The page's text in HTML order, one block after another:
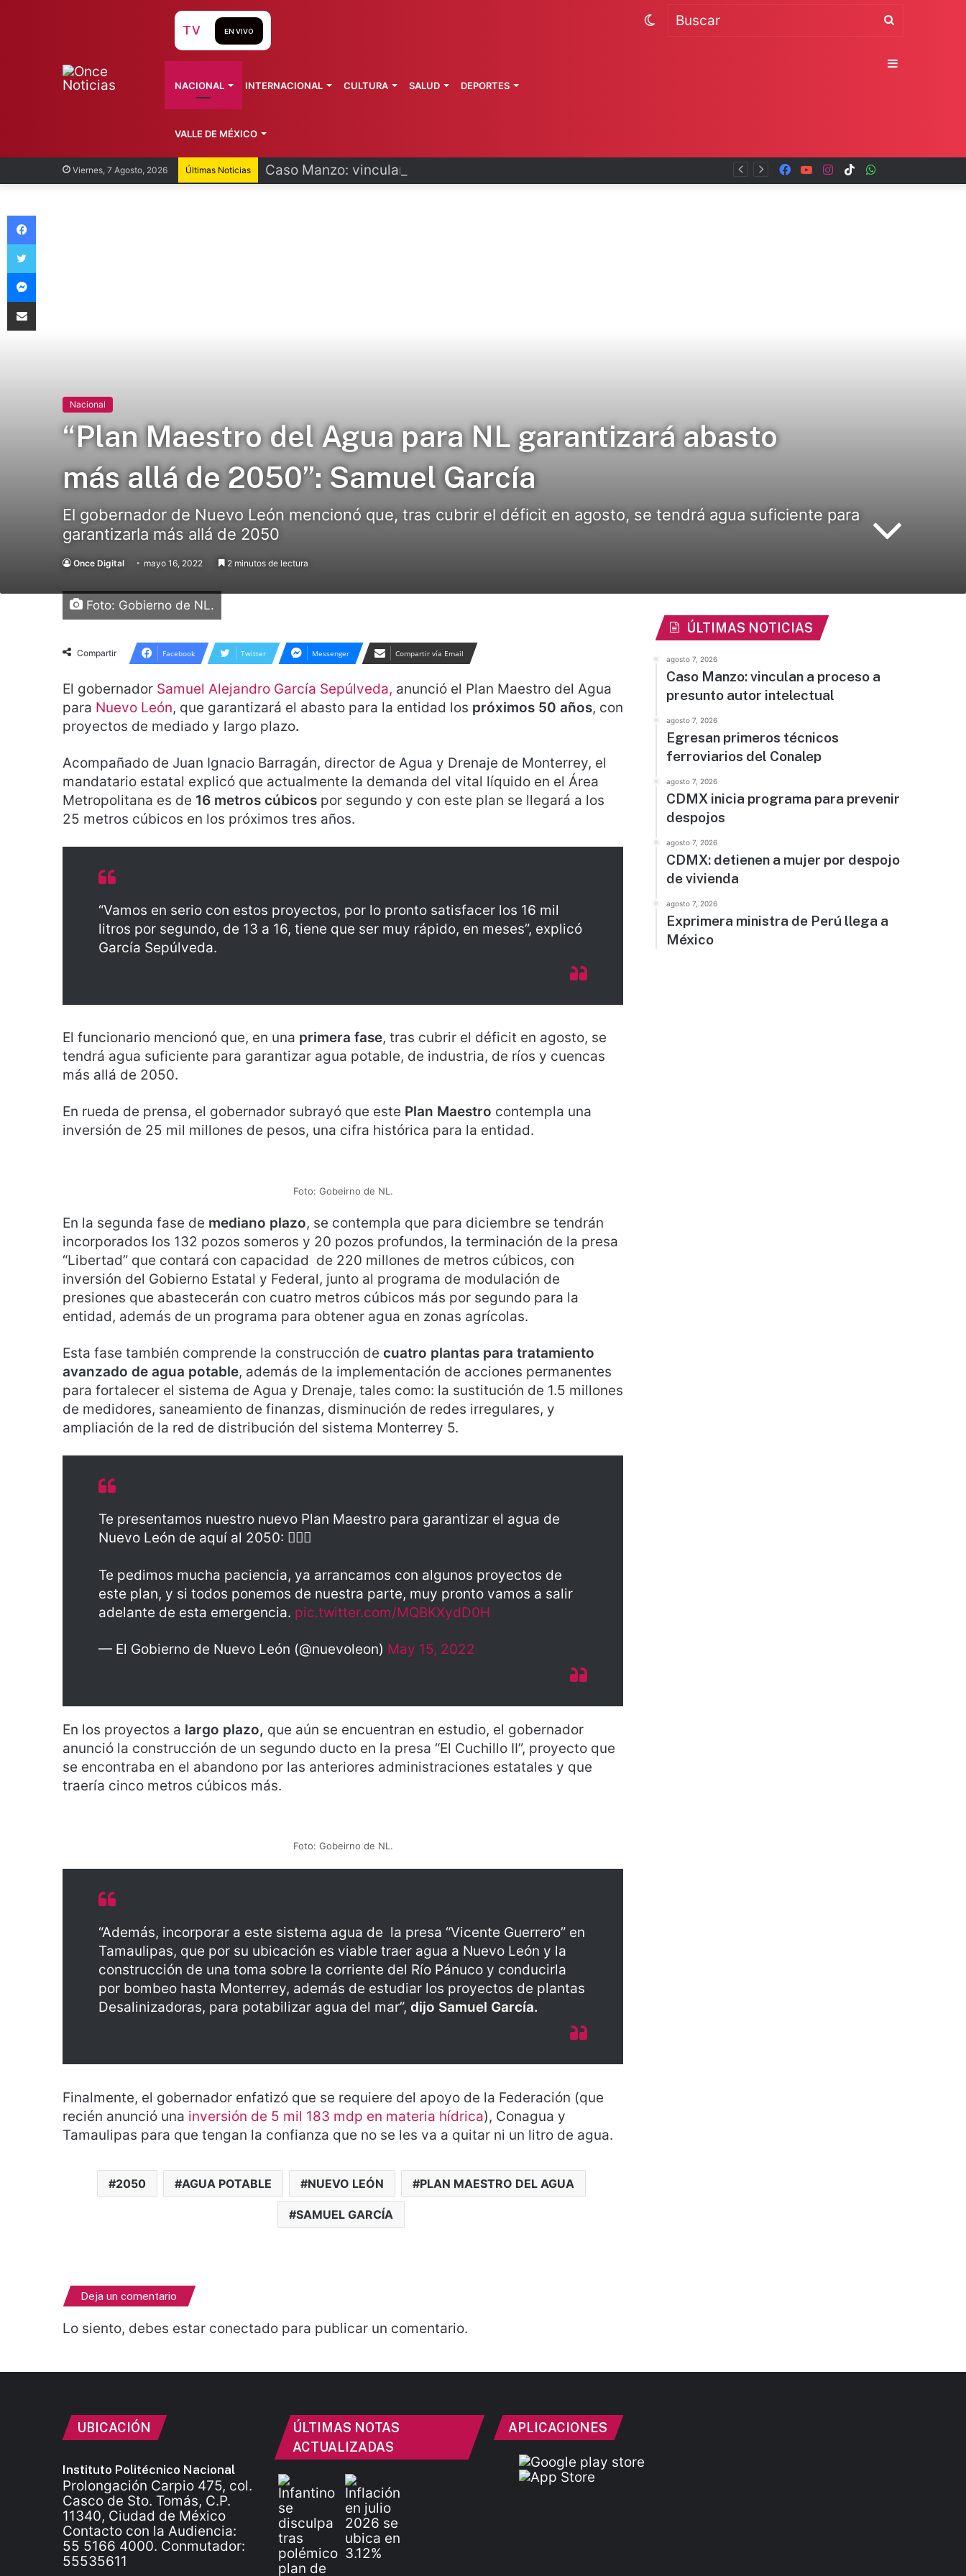
Viernes, 7 Agosto, 2026 Últimas Noticias Caso Manzo: vinculan a proceso a presunto autor intelectual TikTok
Instagram
YouTube
Facebook
TV EN VIVO
NACIONAL INTERNACIONAL CULTURA SALUD DEPORTES
VALLE DE MÉXICO
Buscar
Switch
Sidebar
Nacional
“Plan Maestro del Agua para NL garantizará abasto
más allá de 2050”: Samuel García
El gobernador de Nuevo León mencionó que, tras cubrir el déficit en agosto, se tendrá agua suficiente para
garantizarla más allá de 2050
Once Digital mayo 16, 2022 2 minutos de lectura
Foto: Gobierno de NL.
Compartir Facebook Twitter Messenger Compartir vía Email
El gobernador Samuel Alejandro García Sepúlveda, anunció el Plan Maestro del Agua
para Nuevo León, que garantizará el abasto para la entidad los próximos 50 años, con
proyectos de mediado y largo plazo.
Acompañado de Juan Ignacio Barragán, director de Agua y Drenaje de Monterrey, el
mandatario estatal explicó que actualmente la demanda del vital líquido en el Área
Metropolitana es de 16 metros cúbicos por segundo y con este plan se llegará a los
25 metros cúbicos en los próximos tres años.
“Vamos en serio con estos proyectos, por lo pronto satisfacer los 16 mil
litros por segundo, de 13 a 16, tiene que ser muy rápido, en meses”, explicó
García Sepúlveda.
El funcionario mencionó que, en una primera fase, tras cubrir el déficit en agosto, se
tendrá agua suficiente para garantizar agua potable, de industria, de ríos y cuencas
más allá de 2050.
En rueda de prensa, el gobernador subrayó que este Plan Maestro contempla una
inversión de 25 mil millones de pesos, una cifra histórica para la entidad.
Foto: Gobeirno de NL.
En la segunda fase de mediano plazo, se contempla que para diciembre se tendrán
incorporados los 132 pozos someros y 20 pozos profundos, la terminación de la presa
“Libertad” que contará con capacidad de 220 millones de metros cúbicos, con
inversión del Gobierno Estatal y Federal, junto al programa de modulación de
presiones que abastecerán con cuatro metros cúbicos más por segundo para la
entidad, además de un programa para obtener agua en zonas agrícolas.
Esta fase también comprende la construcción de cuatro plantas para tratamiento
avanzado de agua potable, además de la implementación de acciones permanentes
para fortalecer el sistema de Agua y Drenaje, tales como: la sustitución de 1.5 millones
de medidores, saneamiento de finanzas, disminución de redes irregulares, y
ampliación de la red de distribución del sistema Monterrey 5.
Te presentamos nuestro nuevo Plan Maestro para garantizar el agua de
Nuevo León de aquí al 2050: 👇🏻💧
Te pedimos mucha paciencia, ya arrancamos con algunos proyectos de
este plan, y si todos ponemos de nuestra parte, muy pronto vamos a salir
adelante de esta emergencia. pic.twitter.com/MQBKXydD0H
— El Gobierno de Nuevo León (@nuevoleon) May 15, 2022
En los proyectos a largo plazo, que aún se encuentran en estudio, el gobernador
anunció la construcción de un segundo ducto en la presa “El Cuchillo II”, proyecto que
se encontraba en el abandono por las anteriores administraciones estatales y que
traería cinco metros cúbicos más.
Foto: Gobeirno de NL.
“Además, incorporar a este sistema agua de la presa “Vicente Guerrero” en
Tamaulipas, que por su ubicación es viable traer agua a Nuevo León y la
construcción de una toma sobre la corriente del Río Pánuco y conducirla
por bombeo hasta Monterrey, además de estudiar los proyectos de plantas
Desalinizadoras, para potabilizar agua del mar”, dijo Samuel García.
Finalmente, el gobernador enfatizó que se requiere del apoyo de la Federación (que
recién anunció una inversión de 5 mil 183 mdp en materia hídrica), Conagua y
Tamaulipas para que tengan la confianza que no se les va a quitar ni un litro de agua.
2050 AGUA POTABLE NUEVO LEÓN PLAN MAESTRO DEL AGUA
SAMUEL GARCÍA
Deja un comentario
Lo siento, debes estar conectado para publicar un comentario.
ÚLTIMAS NOTICIAS
agosto 7, 2026
Caso Manzo: vinculan a proceso a
presunto autor intelectual
agosto 7, 2026
Egresan primeros técnicos
ferroviarios del Conalep
agosto 7, 2026
CDMX inicia programa para prevenir
despojos
agosto 7, 2026
CDMX: detienen a mujer por despojo
de vivienda
agosto 7, 2026
Exprimera ministra de Perú llega a
México
UBICACIÓN
Instituto Politécnico Nacional
Prolongación Carpio 475, col.
Casco de Sto. Tomás, C.P.
11340, Ciudad de México
Contacto con la Audiencia:
55 5166 4000. Conmutador:
55535611
ÚLTIMAS NOTAS
ACTUALIZADAS
APLICACIONES
Facebook
Twitter
Messenger
Compartir vía Email